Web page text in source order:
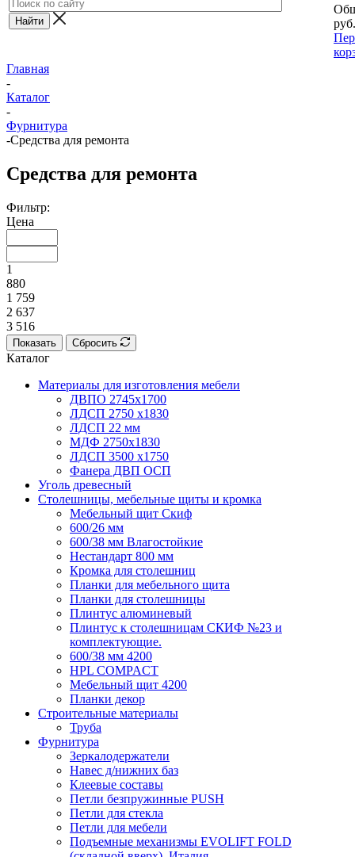
руб.
Главная
-
Каталог
-
Фурнитура
-Средства для ремонта
Средства для ремонта
Фильтр:
Цена
1
880
1 759
2 637
3 516
Показать Сбросить
Каталог
Материалы для изготовления мебели
ДВПО 2745х1700
ЛДСП 2750 х1830
ЛДСП 22 мм
МДФ 2750х1830
ЛДСП 3500 х1750
Фанера ДВП ОСП
Уголь древесный
Столешницы, мебельные щиты и кромка
Мебельный щит Скиф
600/26 мм
600/38 мм Влагостойкие
Нестандарт 800 мм
Кромка для столешниц
Планки для мебельного щита
Планки для столешницы
Плинтус алюминевый
Плинтус к столешницам СКИФ №23 и
комплектующие.
600/38 мм 4200
HPL COMPACT
Мебельный щит 4200
Планки декор
Строительные материалы
Труба
Фурнитура
Зеркалодержатели
Навес д/нижних баз
Клеевые составы
Петли безпружинные PUSH
Петли для стекла
Петли для мебели
Подъемные механизмы EVOLIFT FOLD